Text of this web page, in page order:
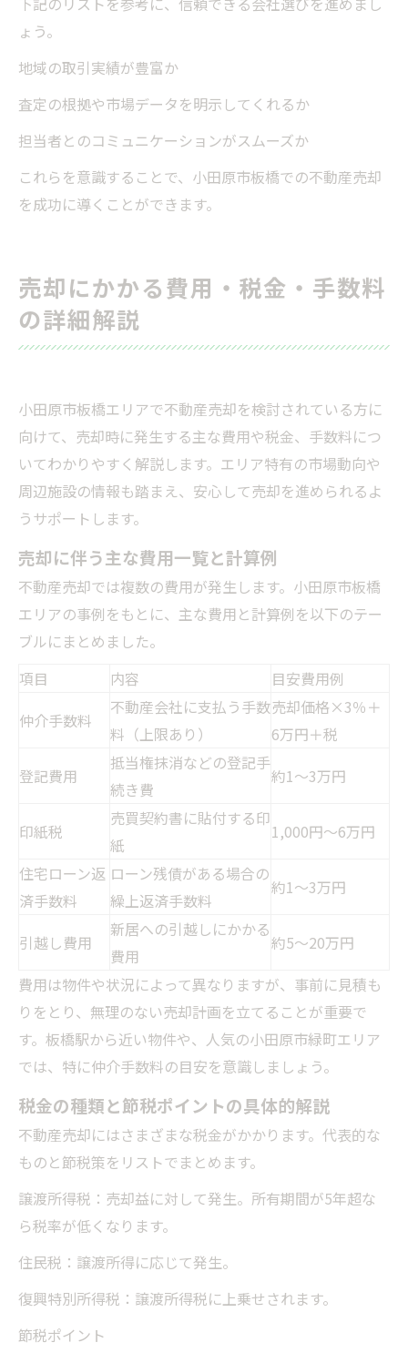
ょう。
地域の取引実績が豊富か
査定の根拠や市場データを明示してくれるか
担当者とのコミュニケーションがスムーズか
これらを意識することで、小田原市板橋での不動産売却
を成功に導くことができます。
売却にかかる費用・税金・手数料
の詳細解説
小田原市板橋エリアで不動産売却を検討されている方に
向けて、売却時に発生する主な費用や税金、手数料につ
いてわかりやすく解説します。エリア特有の市場動向や
周辺施設の情報も踏まえ、安心して売却を進められるよ
うサポートします。
売却に伴う主な費用一覧と計算例
不動産売却では複数の費用が発生します。小田原市板橋
エリアの事例をもとに、主な費用と計算例を以下のテー
ブルにまとめました。
項目
内容
目安費用例
仲介手数料
不動産会社に支払う手数
料（上限あり）
売却価格×3％＋
6万円＋税
登記費用
抵当権抹消などの登記手
続き費
約1〜3万円
印紙税
売買契約書に貼付する印
紙
1,000円〜6万円
住宅ローン返
済手数料
ローン残債がある場合の
繰上返済手数料
約1〜3万円
引越し費用
新居への引越しにかかる
費用
約5〜20万円
費用は物件や状況によって異なりますが、事前に見積も
りをとり、無理のない売却計画を立てることが重要で
す。板橋駅から近い物件や、人気の小田原市緑町エリア
では、特に仲介手数料の目安を意識しましょう。
税金の種類と節税ポイントの具体的解説
不動産売却にはさまざまな税金がかかります。代表的な
ものと節税策をリストでまとめます。
譲渡所得税：売却益に対して発生。所有期間が5年超な
ら税率が低くなります。
住民税：譲渡所得に応じて発生。
復興特別所得税：譲渡所得税に上乗せされます。
節税ポイント